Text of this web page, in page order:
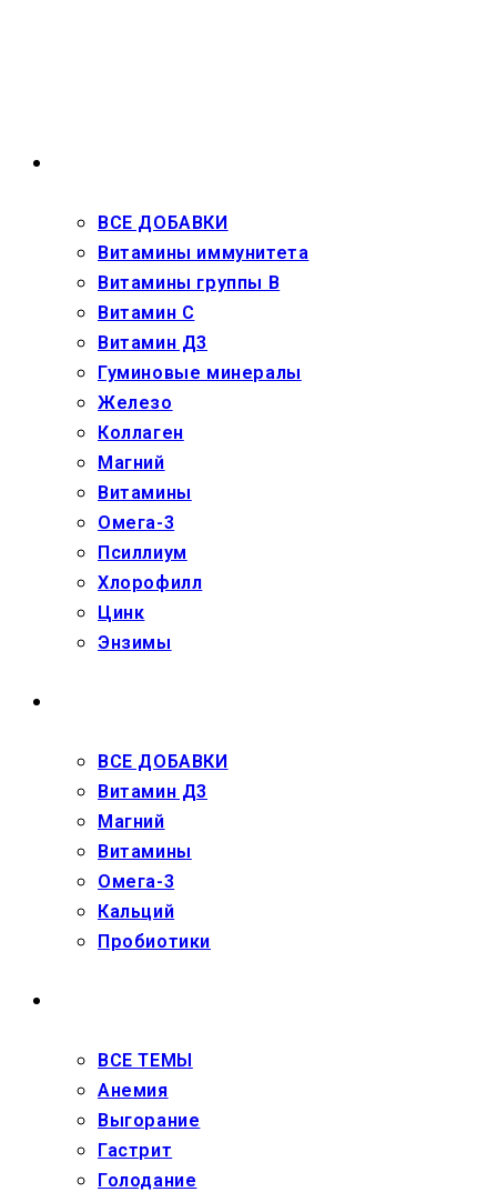
ВСЕ ДОБАВКИ
Витамины иммунитета
Витамины группы В
Витамин С
Витамин Д3
Гуминовые минералы
Железо
Коллаген
Магний
Витамины
Омега-3
Псиллиум
Хлорофилл
Цинк
Энзимы
ВСЕ ДОБАВКИ
Витамин Д3
Магний
Витамины
Омега-3
Кальций
Пробиотики
ВСЕ ТЕМЫ
Анемия
Выгорание
Гастрит
Голодание